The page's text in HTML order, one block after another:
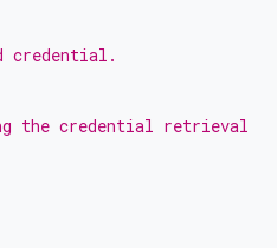
credential.
the credential retrieval